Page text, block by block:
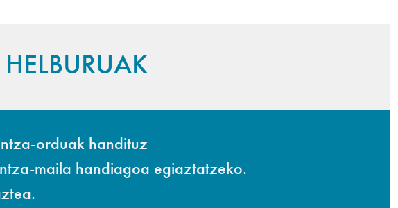
orduak handituz
maila handiagoa egiaztatzeko.